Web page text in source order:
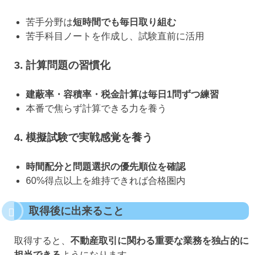
苦手分野は短時間でも毎日取り組む
苦手科目ノートを作成し、試験直前に活用
3. 計算問題の習慣化
建蔽率・容積率・税金計算は毎日1問ずつ練習
本番で焦らず計算できる力を養う
4. 模擬試験で実戦感覚を養う
時間配分と問題選択の優先順位を確認
60%得点以上を維持できれば合格圏内
取得後に出来ること
取得すると、 不動産取引に関わる重要な業務を独占的に